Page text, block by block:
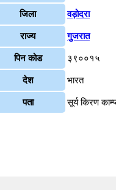
जिला वड़ोदरा
राज्य गुजरात
पिन कोड ३९००१५
देश भारत
पता सूर्य किरण